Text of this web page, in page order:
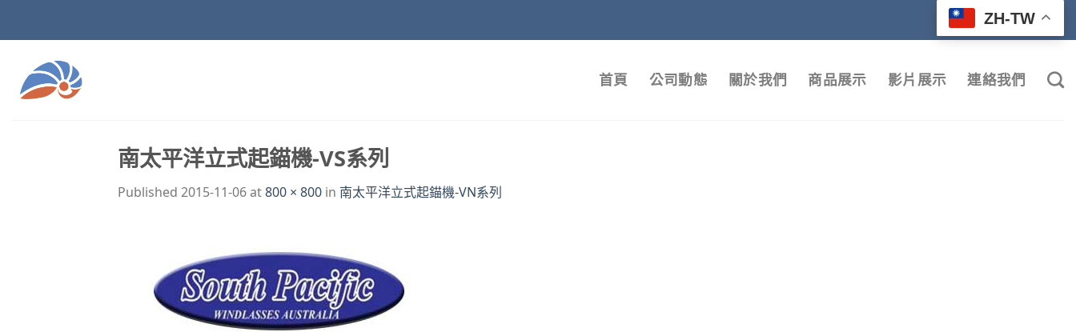
ZH-TW
首頁 公司動態 關於我們 商品展示 影片展示 連絡我們
南太平洋立式起錨機-VS系列
Published 2015-11-06at800 × 800 in 南太平洋立式起錨機-VN系列